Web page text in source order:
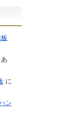
あ
に
ン